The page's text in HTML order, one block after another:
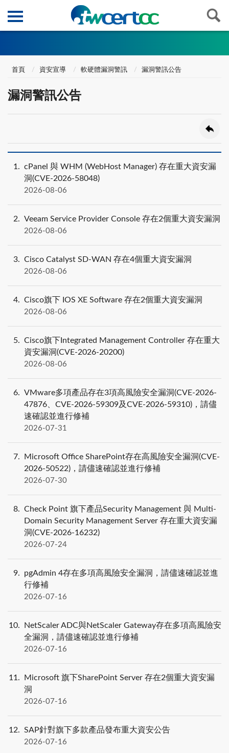
首頁 資安宣導 軟硬體漏洞警訊 漏洞警訊公告
漏洞警訊公告
1
cPanel 與 WHM (WebHost Manager) 存在重大資安漏
洞(CVE-2026-58048)
2026-08-06
2 Veeam Service Provider Console 存在2個重大資安漏洞
2026-08-06
3 Cisco Catalyst SD-WAN 存在4個重大資安漏洞
2026-08-06
4 Cisco旗下 IOS XE Software 存在2個重大資安漏洞
2026-08-06
5
Cisco旗下Integrated Management Controller 存在重大
資安漏洞(CVE-2026-20200)
2026-08-06
6
VMware多項產品存在3項高風險安全漏洞(CVE-2026-
47876、CVE-2026-59309及CVE-2026-59310)，請儘
速確認並進行修補
2026-07-31
7
Microsoft Office SharePoint存在高風險安全漏洞(CVE-
2026-50522)，請儘速確認並進行修補
2026-07-30
8
Check Point 旗下產品Security Management 與 Multi-
Domain Security Management Server 存在重大資安漏
洞(CVE-2026-16232)
2026-07-24
9
pgAdmin 4存在多項高風險安全漏洞，請儘速確認並進
行修補
2026-07-16
10
NetScaler ADC與NetScaler Gateway存在多項高風險安
全漏洞，請儘速確認並進行修補
2026-07-16
11
Microsoft 旗下SharePoint Server 存在2個重大資安漏
洞
2026-07-16
12 SAP針對旗下多款產品發布重大資安公告
2026-07-16